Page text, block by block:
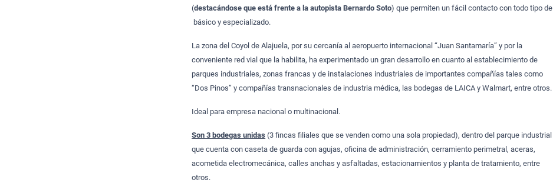
(destacándose que está frente a la autopista Bernardo Soto) que permiten un fácil contacto con todo tipo de
básico y especializado.
La zona del Coyol de Alajuela, por su cercanía al aeropuerto internacional “Juan Santamaría” y por la
conveniente red vial que la habilita, ha experimentado un gran desarrollo en cuanto al establecimiento de
parques industriales, zonas francas y de instalaciones industriales de importantes compañías tales como
“Dos Pinos” y compañías transnacionales de industria médica, las bodegas de LAICA y Walmart, entre otros.
Ideal para empresa nacional o multinacional.
Son 3 bodegas unidas (3 fincas filiales que se venden como una sola propiedad), dentro del parque industrial
que cuenta con caseta de guarda con agujas, oficina de administración, cerramiento perimetral, aceras,
acometida electromecánica, calles anchas y asfaltadas, estacionamientos y planta de tratamiento, entre
otros.